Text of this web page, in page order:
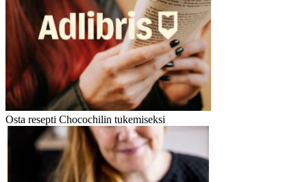
Osta resepti Chocochilin tukemiseksi